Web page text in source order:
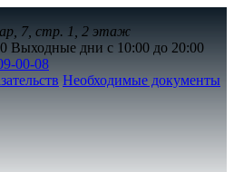
7, стр. 1, 2 этаж
Выходные дни с 10:00 до 20:00
00-08
Необходимые документы